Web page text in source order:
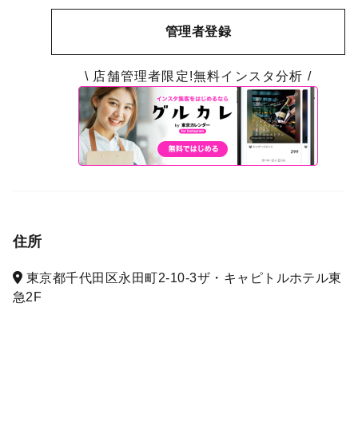
管理者登録
\ 店舗管理者限定!無料インスタ分析 /
住所
東京都千代田区永田町2-10-3ザ・キャピトルホテル東
急2F